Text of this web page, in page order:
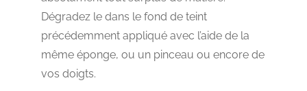
Dégradez le dans le fond de teint
précédemment appliqué avec l’aide de la
même éponge, ou un pinceau ou encore de
vos doigts.